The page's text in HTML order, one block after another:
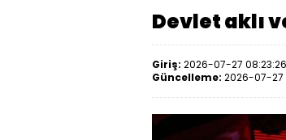
Devlet aklı
Giriş: 2026-07-27 08:23:26
Güncelleme: 2026-07-27